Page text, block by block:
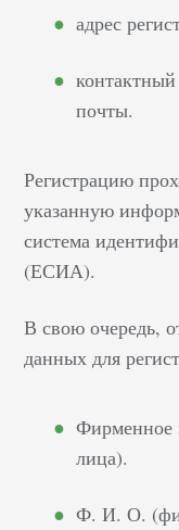
адрес
почты.
Регистрацию
указанную
система
(ЕСИА).
В свою очередь,
данных для
Фирменное
лица).
Ф. И. О.